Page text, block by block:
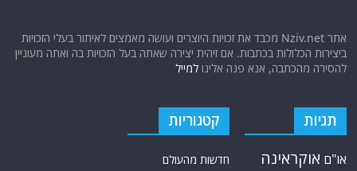
אתר Nziv.net מכבד את זכויות היוצרים ועושה מאמצים לאיתור בעלי הזכויות
ביצירות הכלולות בכתבות. אם זיהית יצירה שאתה בעל הזכויות בה ואתה מעוניין
להסירה מהכתבה, אנא פנה אלינולמייל
תגיות
או"ם אוקראינה
קטגוריות
חדשות מהעולם